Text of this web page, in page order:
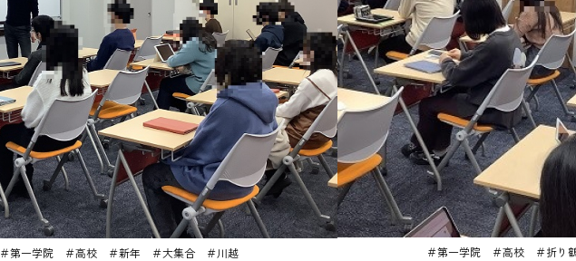
＃第一学院 ＃高校 ＃新年 ＃大集合 ＃川越 ＃第一学院 ＃高校 ＃折り